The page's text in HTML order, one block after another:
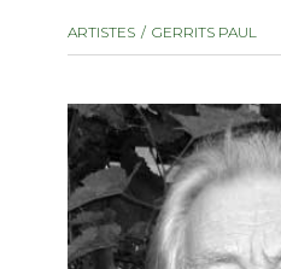
ARTISTES GERRITS PAUL